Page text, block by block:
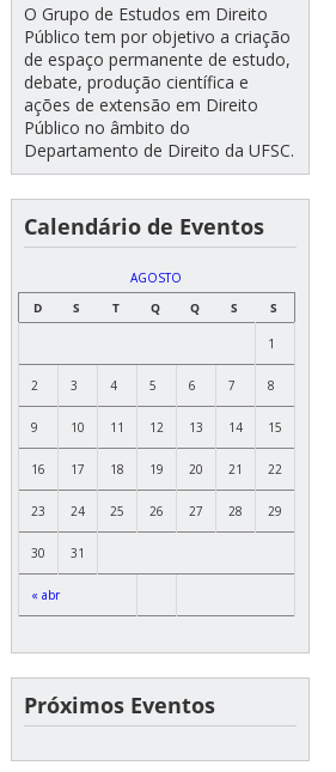
O Grupo de Estudos em Direito
Público tem por objetivo a criação
de espaço permanente de estudo,
debate, produção científica e
ações de extensão em Direito
Público no âmbito do
Departamento de Direito da UFSC.
Calendário de Eventos
AGOSTO
D
S T Q Q S S
« abr
1
2 3 4 5 6 7 8
9 10 11 12 13 14 15
16 17 18 19 20 21 22
23 24 25 26 27 28 29
30 31
Próximos Eventos